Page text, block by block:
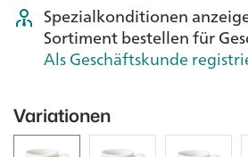
Spezialkonditionen
Sortiment bestellen für
Als Geschäftskunde
Variationen